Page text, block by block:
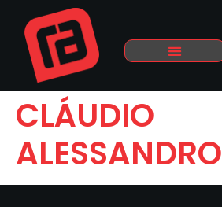
CLÁUDIO
ALESSANDRO